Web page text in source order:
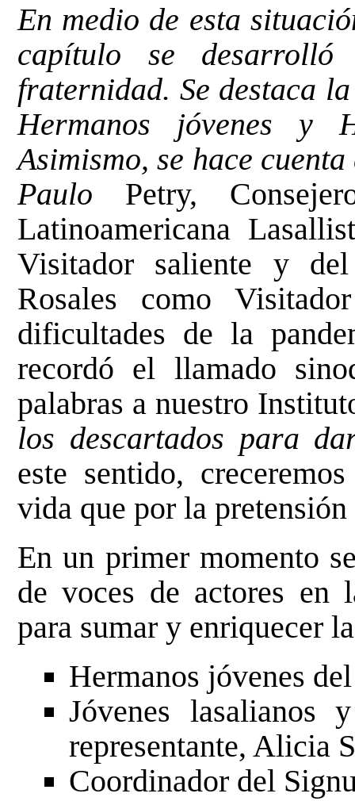
En medio de esta
capítulo se
fraternidad. Se destaca
Hermanos jóvenes y
Asimismo, se hace
Paulo Petry,
Latinoamericana
Visitador saliente y
Rosales como
dificultades de la
recordó el llamado
palabras a nuestro
los descartados para
este sentido,
vida que por la
En un primer momento
de voces de actores
para sumar y enriquecer
Hermanos jóvenes
Jóvenes
representante, Alicia
Coordinador del